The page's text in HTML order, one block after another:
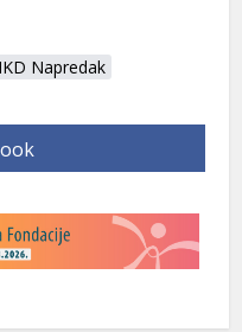
Napredak